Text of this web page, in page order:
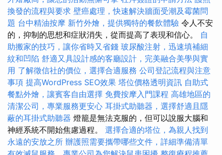
換發的流程與要求 壁癌處理，快速解決牆面受潮及霉菌問
題 台中精油按摩 新竹外燴，提供獨特的餐飲體驗 令人不安
的，抑制的思想和症狀消失，從而提高了表現和信心。 自
助搬家的技巧，讓你省時又省錢 玻尿酸注射，迅速填補細
紋和凹陷 舒適又具設計感的客廳設計，完美融合美學與實
用 了解徵信社的價位，選擇合適服務 公司登記流程與注意
事項 提高WordPress SEO效果 塔位價格透明資訊 自助式
餐點外燴，讓賓客自由選擇 免費按摩入門課程 高雄地區的
清潔公司，專業服務更安心 耳掛式助聽器，選擇舒適且隱
蔽的耳掛式助聽器 燈籠是無法克服的，但可以說服大腦和
神經系統不開始焦慮過程。 選擇合適的塔位，為親人找到
永遠的安放之所 辦護照需要攜帶哪些文件，詳細準備清單